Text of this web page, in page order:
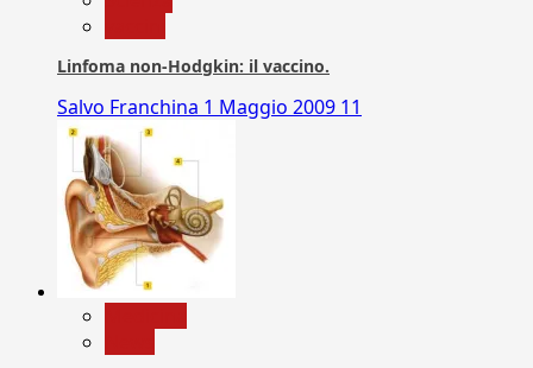
Linfoma non-Hodgkin: il vaccino.
Salvo Franchina 1 Maggio 2009 11